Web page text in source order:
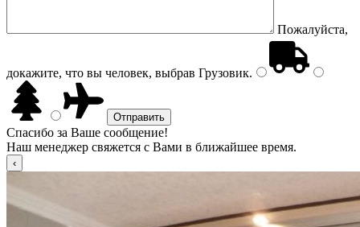
Пожалуйста,
докажите, что вы человек, выбрав Грузовик.
Спасибо за Ваше сообщение!
Наш менеджер свяжется с Вами в ближайшее время.